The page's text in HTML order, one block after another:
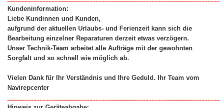
Kundeninformation:
Liebe Kundinnen und Kunden,
aufgrund der aktuellen Urlaubs- und Ferienzeit kann sich die
Bearbeitung einzelner Reparaturen derzeit etwas verzögern.
Unser Technik-Team arbeitet alle Aufträge mit der gewohnten
Sorgfalt und so schnell wie möglich ab.
Vielen Dank für Ihr Verständnis und Ihre Geduld.
Ihr Team vom
Navirepcenter